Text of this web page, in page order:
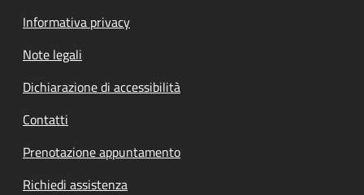
Informativa privacy
Note legali
Dichiarazione di accessibilità
Contatti
Prenotazione appuntamento
Richiedi assistenza